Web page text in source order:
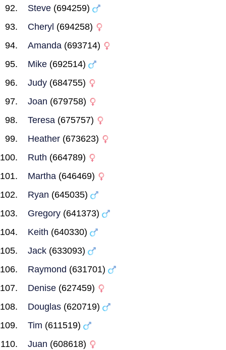
Steve (694259)
Cheryl (694258)
Amanda (693714)
Mike (692514)
Judy (684755)
Joan (679758)
Teresa (675757)
Heather (673623)
Ruth (664789)
Martha (646469)
Ryan (645035)
Gregory (641373)
Keith (640330)
Jack (633093)
Raymond (631701)
Denise (627459)
Douglas (620719)
Tim (611519)
Juan (608618)